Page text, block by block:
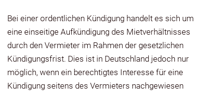
Bei einer ordentlichen Kündigung handelt es sich um
eine einseitige Aufkündigung des Mietverhältnisses
durch den Vermieter im Rahmen der gesetzlichen
Kündigungsfrist. Dies ist in Deutschland jedoch nur
möglich, wenn ein berechtigtes Interesse für eine
Kündigung seitens des Vermieters nachgewiesen